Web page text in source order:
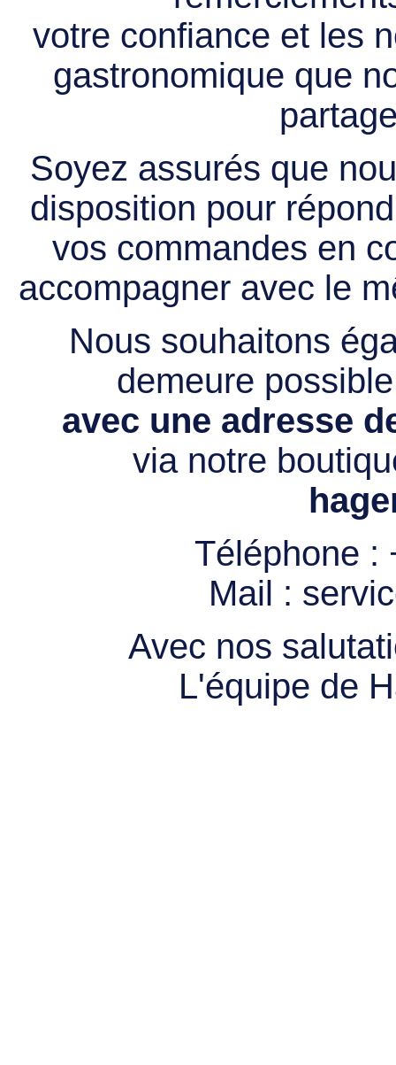
votre confiance et les
gastronomique que
Soyez assurés que
disposition pour
vos commandes en
accompagner avec le
Nous souhaitons
demeure
avec une adresse
via notre
Téléphone :
Mail :
Avec nos
L'équipe de